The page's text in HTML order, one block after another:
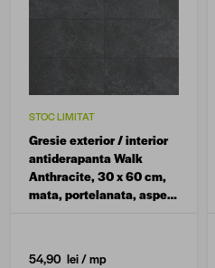
STOC LIMITAT
Gresie exterior / interior
antiderapanta Walk
Anthracite, 30 x 60 cm,
mata, portelanata, aspect
54,90 lei/ mp